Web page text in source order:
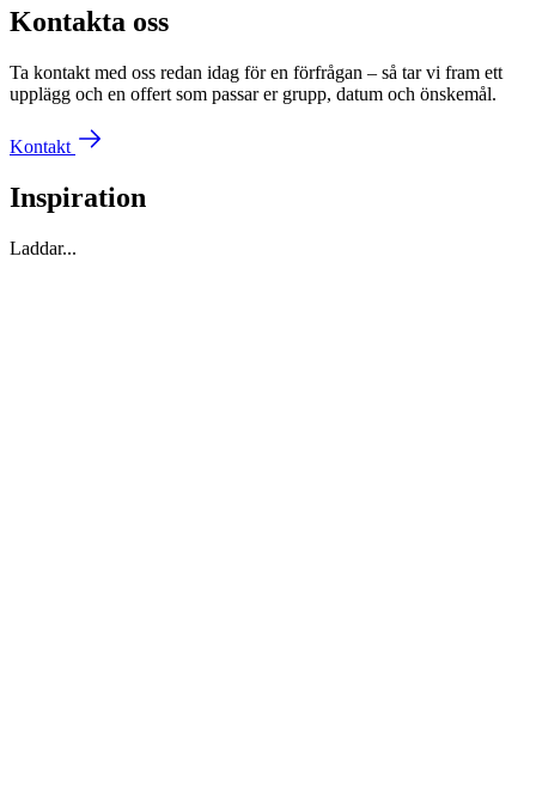
Kontakta oss
Ta kontakt med oss redan idag för en förfrågan – så tar vi fram ett
upplägg och en offert som passar er grupp, datum och önskemål.
Kontakt
Inspiration
Laddar...